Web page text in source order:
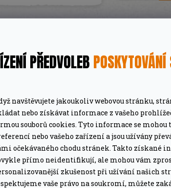
PŘEDVOLEB
navštěvujete jakoukoliv webovou stránku,
nebo získávat informace z vašeho
souborů cookies. Tyto informace se mohou
nebo vašeho zařízení a jsou užívány
očekávaného chodu stránek. Takto získané
přímo neidentifikují, ale mohou vám
zkušenost při užívání našich
vaše právo na soukromí, můžete
pro grily nad 15 tis. Kč.
MÁTE
Při
nákup jako dárek